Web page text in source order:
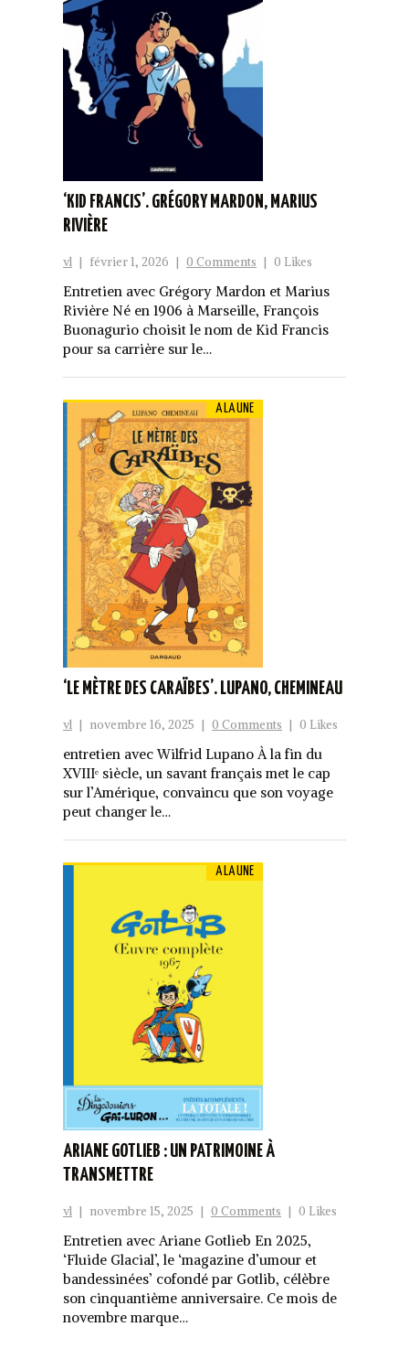
‘KID FRANCIS’. GRÉGORY MARDON, MARIUS
RIVIÈRE
vl | février 1, 2026 | 0 Comments | 0 Likes
Entretien avec Grégory Mardon et Marius
Rivière Né en 1906 à Marseille, François
Buonagurio choisit le nom de Kid Francis
pour sa carrière sur le…
A LA UNE
‘LE MÈTRE DES CARAÏBES’. LUPANO, CHEMINEAU
vl | novembre 16, 2025 | 0 Comments | 0 Likes
entretien avec Wilfrid Lupano À la fin du
XVIIIᵉ siècle, un savant français met le cap
sur l’Amérique, convaincu que son voyage
peut changer le…
A LA UNE
ARIANE GOTLIEB : UN PATRIMOINE À
TRANSMETTRE
vl novembre 15, 2025 0 Comments 0 Likes
Entretien avec Ariane Gotlieb En 2025,
‘Fluide Glacial’, le ‘magazine d’umour et
bandessinées’ cofondé par Gotlib, célèbre
son cinquantième anniversaire. Ce mois de
novembre marque…